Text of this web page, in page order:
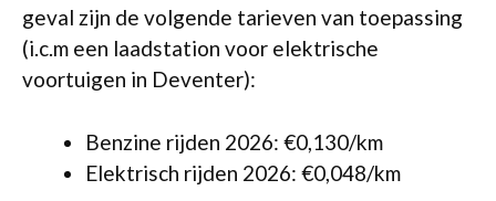
geval zijn de volgende tarieven van toepassing
(i.c.m een laadstation voor elektrische
voortuigen in Deventer):
Benzine rijden 2026: €0,130/km
Elektrisch rijden 2026: €0,048/km